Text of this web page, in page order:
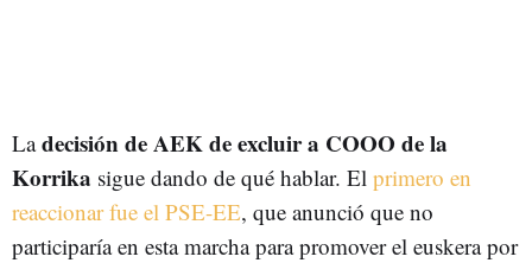
Ladecisión de AEK de excluir a COOO de la
Korrika sigue dando de qué hablar. El primero en
reaccionar fue el PSE-EE, que anunció que no
participaría en esta marcha para promover el euskera por